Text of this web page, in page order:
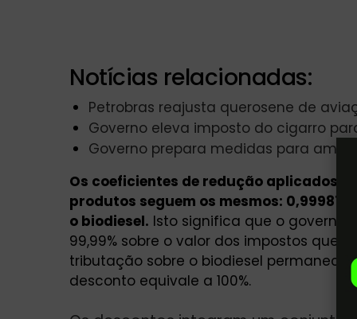
Notícias relacionadas:
Petrobras reajusta querosene de
Governo eleva imposto do cigarro
Governo prepara medidas para
Os coeficientes de redução aplicados
produtos seguem os mesmos: 0,99987
o biodiesel. Isto significa que o governo
99,99% sobre o valor dos impostos que
tributação sobre o biodiesel
desconto equivale a 100%.